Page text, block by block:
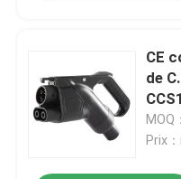
CE
de
CCS1
MOQ
Prix